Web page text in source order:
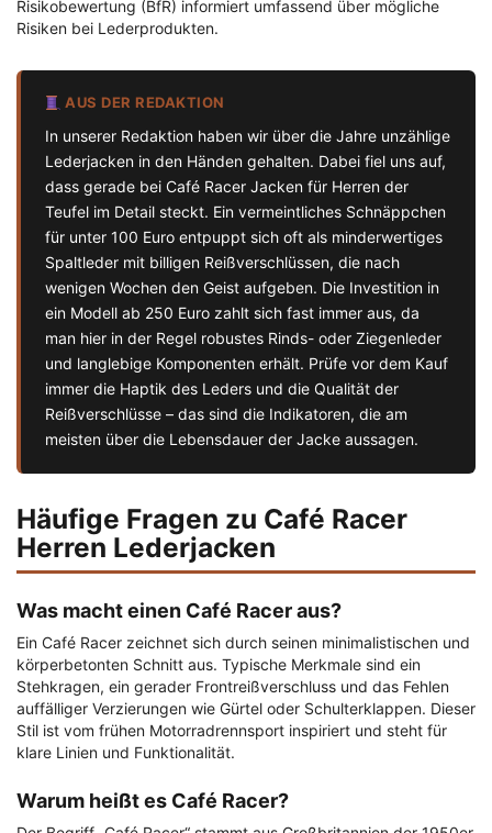
Risikobewertung (BfR) informiert umfassend über mögliche
Risiken bei Lederprodukten.
AUS DER REDAKTION
In unserer Redaktion haben wir über die Jahre unzählige
Lederjacken in den Händen gehalten. Dabei fiel uns auf,
dass gerade bei Café Racer Jacken für Herren der
Teufel im Detail steckt. Ein vermeintliches Schnäppchen
für unter 100 Euro entpuppt sich oft als minderwertiges
Spaltleder mit billigen Reißverschlüssen, die nach
wenigen Wochen den Geist aufgeben. Die Investition in
ein Modell ab 250 Euro zahlt sich fast immer aus, da
man hier in der Regel robustes Rinds- oder Ziegenleder
und langlebige Komponenten erhält. Prüfe vor dem Kauf
immer die Haptik des Leders und die Qualität der
Reißverschlüsse – das sind die Indikatoren, die am
meisten über die Lebensdauer der Jacke aussagen.
Häufige Fragen zu Café Racer
Herren Lederjacken
Was macht einen Café Racer aus?
Ein Café Racer zeichnet sich durch seinen minimalistischen und
körperbetonten Schnitt aus. Typische Merkmale sind ein
Stehkragen, ein gerader Frontreißverschluss und das Fehlen
auffälliger Verzierungen wie Gürtel oder Schulterklappen. Dieser
Stil ist vom frühen Motorradrennsport inspiriert und steht für
klare Linien und Funktionalität.
Warum heißt es Café Racer?